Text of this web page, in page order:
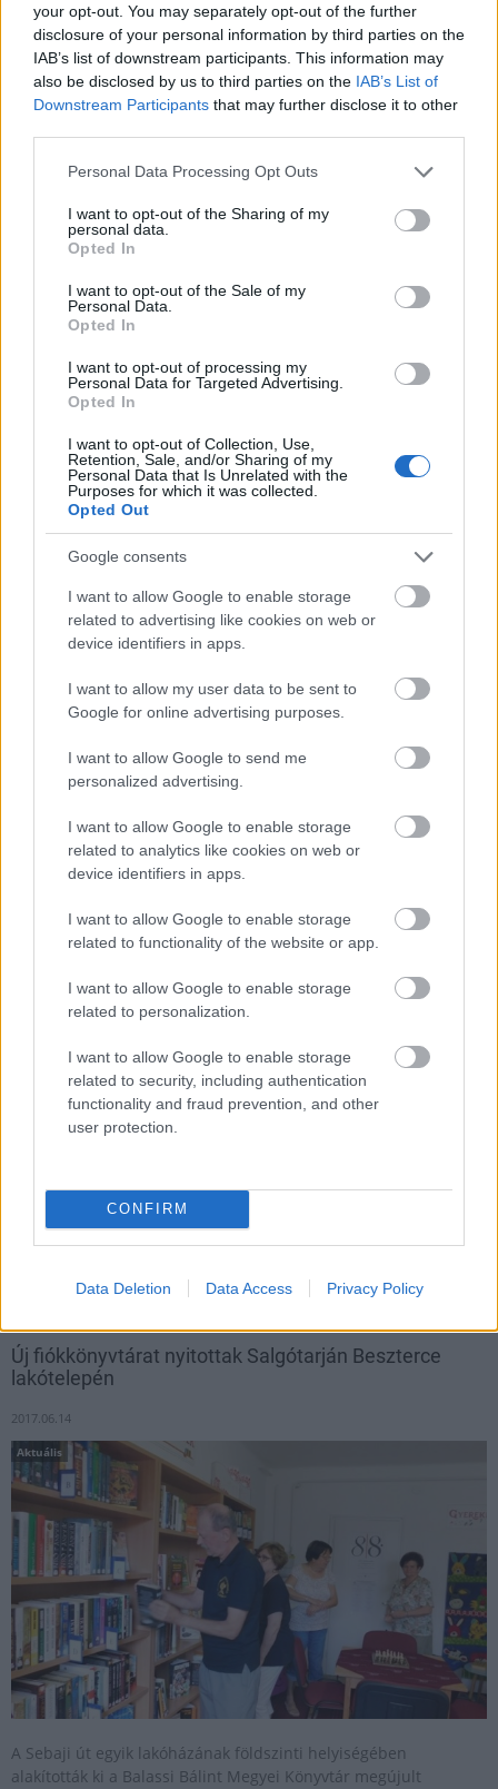
your opt-out. You may separately opt-out of the further
disclosure of your personal information by third parties on the
IAB’s list of downstream participants. This information may
also be disclosed by us to third parties on the IAB’s List of
Downstream Participants that may further disclose it to other
Please note that this website/app uses one or more Google
not limited to your visit or usage behaviour. You may click to
grant or deny consent to Google and its third-party tags to
use your data for below specified purposes in below Google
consent section.
Personal Data Processing Opt Outs
I want to opt-out of the Sharing of my
personal data.
Opted In
I want to opt-out of the Sale of my
Personal Data.
Opted In
I want to opt-out of processing my
Personal Data for Targeted Advertising.
Opted In
I want to opt-out of Collection, Use,
Retention, Sale, and/or Sharing of my
Personal Data that Is Unrelated with the
Purposes for which it was collected.
Opted Out
Google consents
I want to allow Google to enable storage
related to advertising like cookies on web or
device identifiers in apps.
I want to allow my user data to be sent to
Google for online advertising purposes.
I want to allow Google to send me
personalized advertising.
I want to allow Google to enable storage
related to analytics like cookies on web or
device identifiers in apps.
I want to allow Google to enable storage
related to functionality of the website or app.
I want to allow Google to enable storage
related to personalization.
I want to allow Google to enable storage
related to security, including authentication
functionality and fraud prevention, and other
user protection.
CONFIRM
Data Deletion Data Access Privacy Policy
irodalmi vetélkedőt hirdet salgótarjáni középiskolások számára
Balassi Bálint születésének 465., halálának 425. valamint az író
programsorozatában
2018.10.02
Kiállítással, könyvbemutatóval, író-olvasó találkozóval is várják a
látogatókat a salgótarjáni Balassi Bálint Megyei Könyvtár által
szervezett Országos Könyvtári Napok helyi rendezvényein; az
intézmény többek között gyaloglást szervez a nők egészségéért,
megemlékezik az aradi vártanúkra és "amnesztia hetet" hirdet
azoknak az olvasóknak, akik nem vitték vissza időben a
könyveket.
nagy szakértelemmel, sokat tesz az irodalom, a könyv és az
olvasás népszerűsítéséért. Nincs ez másképp most sem, hiszen
az érdeklődök rengeteg változatos programon vehetnek részt.
Rendhagyó irodalomórára készülnek a nógrádi
2018.02.05
beszélgetőtársa Ványai Anita a Kertész László Hajdúsági
Irodalmi Kör titkára.
A Balassi Bálint Megyei Könyvtár a két hetes nyári szünet után,
várja olvasóit.
Új fiókkönyvtárat nyitottak Salgótarján Beszterce
lakótelepén
2017.06.14
Aktuális
A Sebaji út egyik lakóházának földszinti helyiségében
alakították ki a Balassi Bálint Megyei Könyvtár megújult